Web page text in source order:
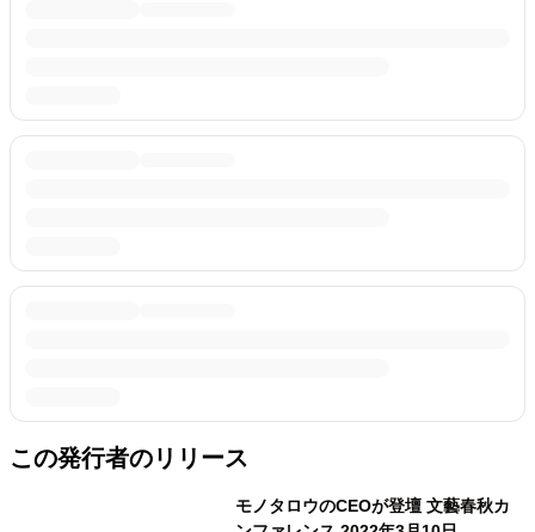
この発行者のリリース
モノタロウのCEOが登壇 文藝春秋カ